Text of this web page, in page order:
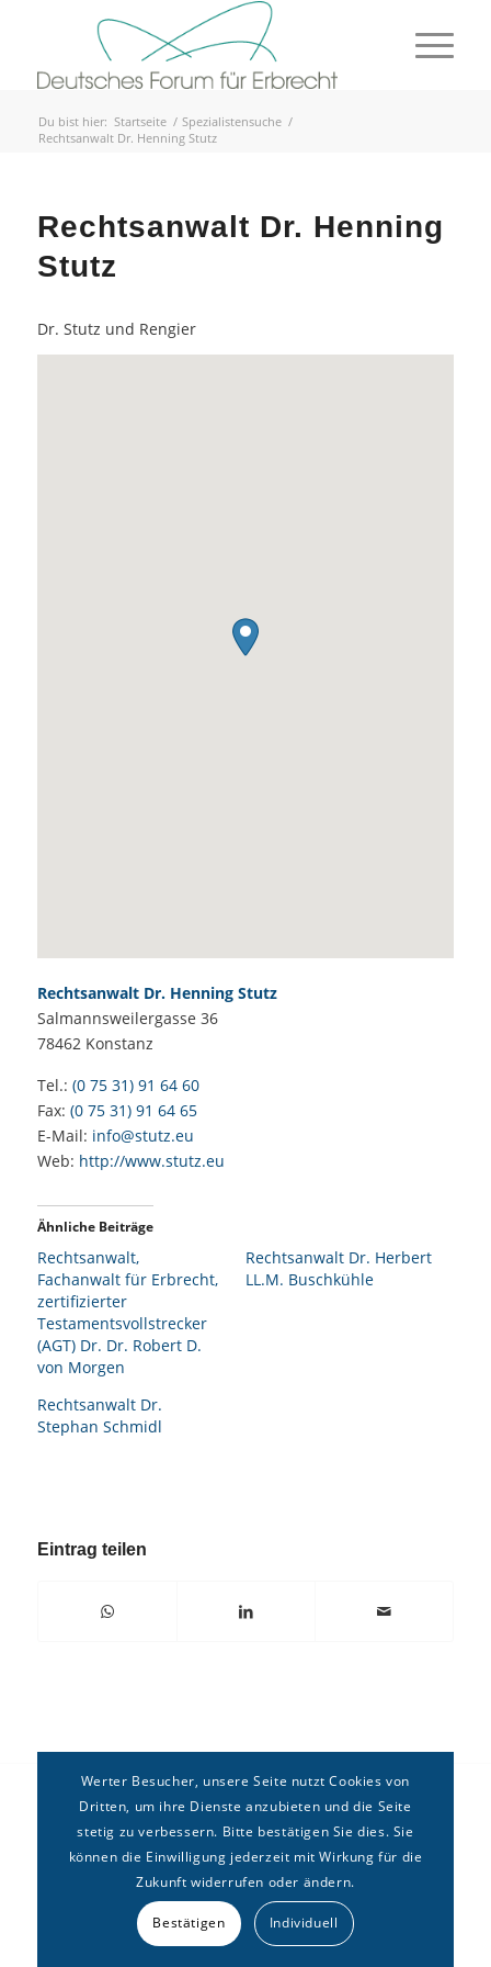
Du bist hier: Startseite / Spezialistensuche /
Rechtsanwalt Dr. Henning Stutz
Rechtsanwalt Dr. Henning
Stutz
Dr. Stutz und Rengier
Rechtsanwalt Dr. Henning Stutz
Salmannsweilergasse 36
78462 Konstanz
Tel.: (0 75 31) 91 64 60
Fax: (0 75 31) 91 64 65
E-Mail: info@stutz.eu
Web: http://www.stutz.eu
Ähnliche Beiträge
Rechtsanwalt,
Fachanwalt für Erbrecht,
zertifizierter
Testamentsvollstrecker
(AGT) Dr. Dr. Robert D.
von Morgen
Rechtsanwalt Dr. Herbert
LL.M. Buschkühle
Rechtsanwalt Dr.
Stephan Schmidl
Eintrag teilen
Copyright © Deutsches Forum fürErbrechte.V. –
Impressum|Datenschutz|Sitemap
Werter Besucher, unsere Seite nutzt Cookies von
Dritten, um ihre Dienste anzubieten und die Seite
stetig zu verbessern. Bitte bestätigen Sie dies. Sie
können die Einwilligung jederzeit mit Wirkung für die
Zukunft widerrufen oder ändern.
Bestätigen Individuell